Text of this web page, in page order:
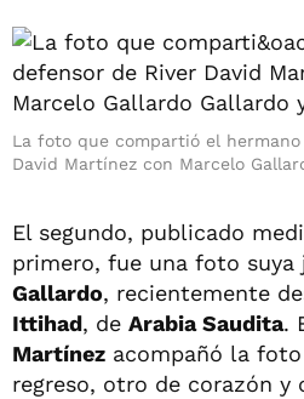
La foto que compartió el
David Martínez con Marcelo
El segundo, publicado
primero, fue una foto suya
Gallardo, recientemente
Ittihad, de Arabia Saudita.
Martínez acompañó la
regreso, otro de corazón y